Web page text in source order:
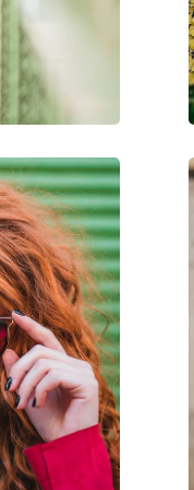
100 g
Nu
Da
Da
Femei
Ochelari de soare
Michael Kors
Modă
MK2112U 333287